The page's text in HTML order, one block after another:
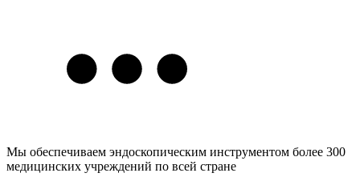
Мы обеспечиваем эндоскопическим инструментом более 300
медицинских учреждений по всей стране